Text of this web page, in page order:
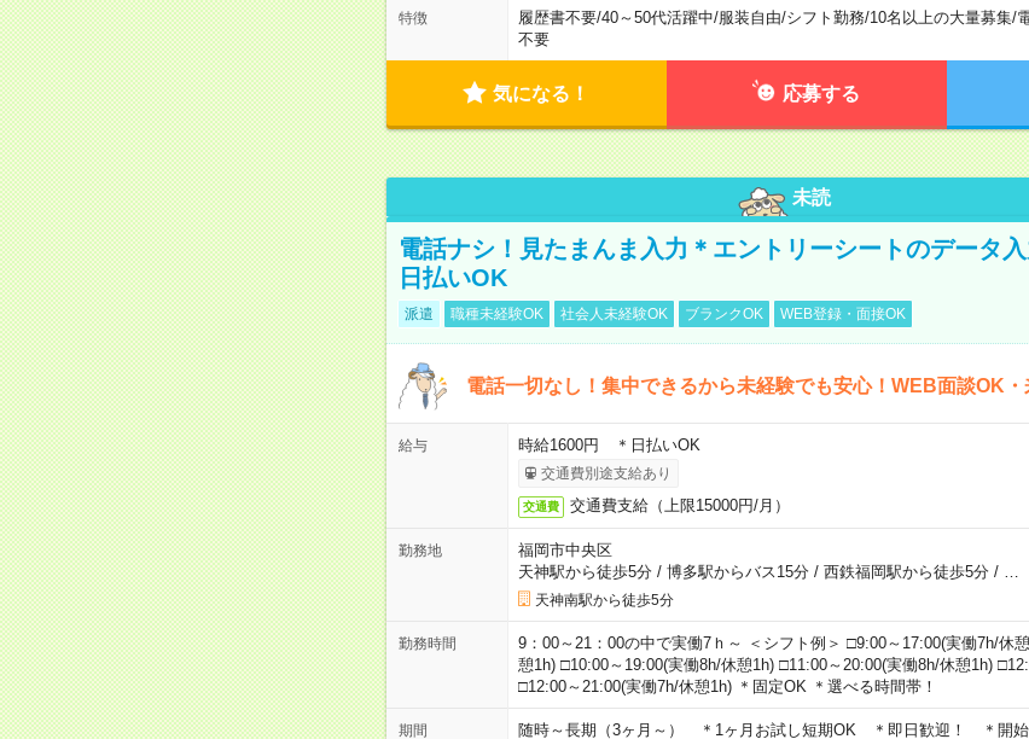
特徴 履歴書不要/40～50代活躍中/服装自由/シフト勤務/10名以上の大量募集/
不要
気になる！ 応募する
未読
電話ナシ！見たまんま入力＊エントリーシートのデータ
日払いOK
派遣 職種未経験OK 社会人未経験OK ブランクOK WEB登録・面接OK
電話一切なし！集中できるから未経験でも安心！WEB面談OK・
給与 時給1600円 ＊日払いOK
交通費別途支給あり
交通費 交通費支給（上限15000円/月）
勤務地
福岡市中央区
天神駅から徒歩5分/ 博多駅からバス15分/ 西鉄福岡駅から徒歩5分/ …
天神南駅から徒歩5分
勤務時間
9：00～21：00の中で実働7ｈ～ ＜シフト例＞ □9:00～17:00(実働7h/休
憩1h) □10:00～19:00(実働8h/休憩1h) □11:00～20:00(実働8h/休憩1h)
□12:00～21:00(実働7h/休憩1h) ＊固定OK ＊選べる時間帯！
期間 随時～長期（3ヶ月～） ＊1ヶ月お試し短期OK ＊即日歓迎！ ＊開始